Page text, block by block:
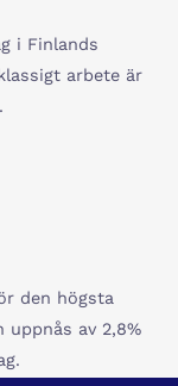
i Finlands
arbete är
den högsta
uppnås av 2,8%